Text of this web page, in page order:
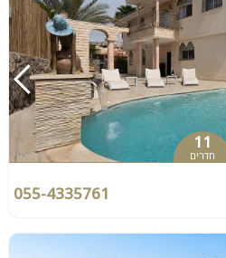
11
חדרים
055-4335761